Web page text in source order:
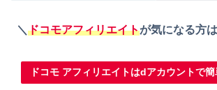
＼ ドコモアフィリエイトが気になる方
ドコモ アフィリエイトはdアカウントで簡